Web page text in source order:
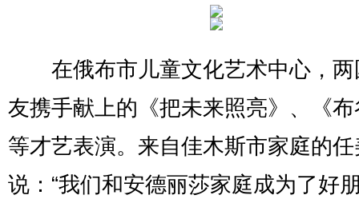
在俄布市儿童文化艺术中心，两
友携手献上的《把未来照亮》、《
等才艺表演。来自佳木斯市家庭的
说：“我们和安德丽莎家庭成为了好